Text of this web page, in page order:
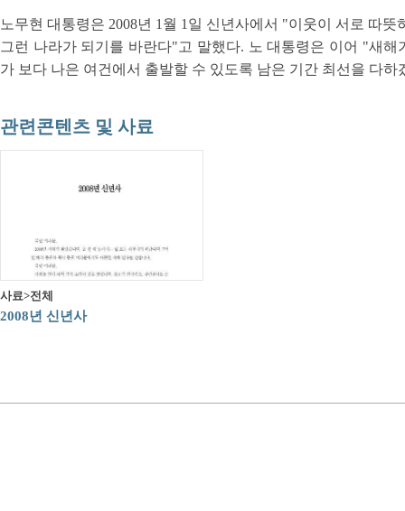
노무현 대통령은 2008년 1월 1일 신년사에서 "이웃이 서로 따
그런 나라가 되기를 바란다"고 말했다. 노 대통령은 이어 "새
가 보다 나은 여건에서 출발할 수 있도록 남은 기간 최선을 다하
관련콘텐츠 및 사료
사료>전체
2008년 신년사